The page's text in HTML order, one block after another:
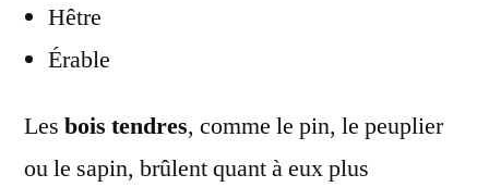
Hêtre
Érable
Les bois tendres, comme le pin, le peuplier
ou le sapin, brûlent quant à eux plus